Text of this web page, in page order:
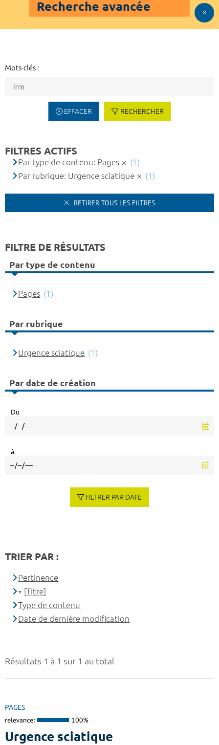
Recherche avancée
Mots-clés :
EFFACER RECHERCHER
Résultats 1 à 1 sur 1 au total
PAGES
relevance: 100%
Urgence sciatique
FILTRES ACTIFS
Par type de contenu: Pages
(1)
Par rubrique: Urgence sciatique
(1)
RETIRER TOUS LES FILTRES
FILTRE DE RÉSULTATS
Par type de contenu
Pages (1)
Par rubrique
Urgence sciatique (1)
Par date de création
Du
à
FILTRER PAR DATE
TRIER PAR :
Pertinence
[Titre]
Type de contenu
Date de dernière modification